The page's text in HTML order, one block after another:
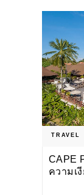
TRAVEL
CAPE
ความเ